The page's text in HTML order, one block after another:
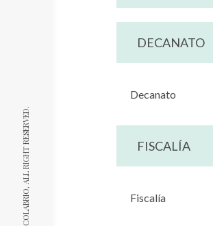
COLABRIO
, ALL RIGHT RESERVED.
DECANATO
Decanato
FISCALÍA
Fiscalía